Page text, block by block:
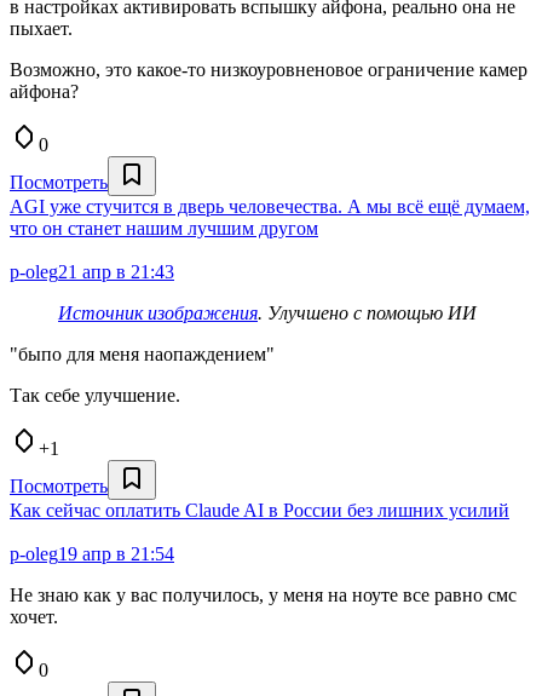
в настройках активировать вспышку айфона, реально она не
пыхает.
Возможно, это какое-то низкоуровненовое ограничение камер
айфона?
0
Посмотреть
AGI уже стучится в дверь человечества. А мы всё ещё думаем,
что он станет нашим лучшим другом
p-oleg21 апр в 21:43
Источник изображения. Улучшено с помощью ИИ
"быпо для меня наопаждением"
Так себе улучшение.
+1
Посмотреть
Как сейчас оплатить Claude AI в России без лишних усилий
p-oleg19 апр в 21:54
Не знаю как у вас получилось, у меня на ноуте все равно смс
хочет.
0